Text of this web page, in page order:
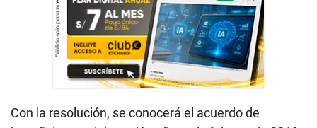
Con la resolución, se conocerá el acuerdo de